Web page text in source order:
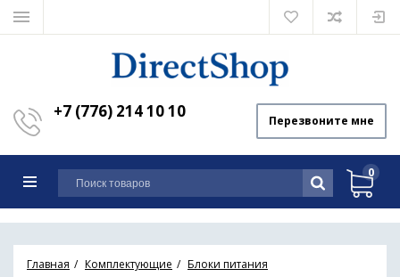
+7 (776) 214 10 10 Перезвоните мне
0
Главная Комплектующие
Блоки питания